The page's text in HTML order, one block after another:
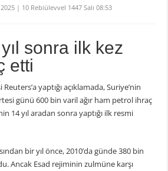
| 10 Rebiülevvel 1447 Salı 08:53
sonra ilk kez
etti
yaptığı açıklamada, Suriye’nin
günü 600 bin varil ağır ham petrol ihraç
14 yıl aradan sonra yaptığı ilk resmi
bir yıl önce, 2010’da günde 380 bin
Ancak Esad rejiminin zulmüne karşı